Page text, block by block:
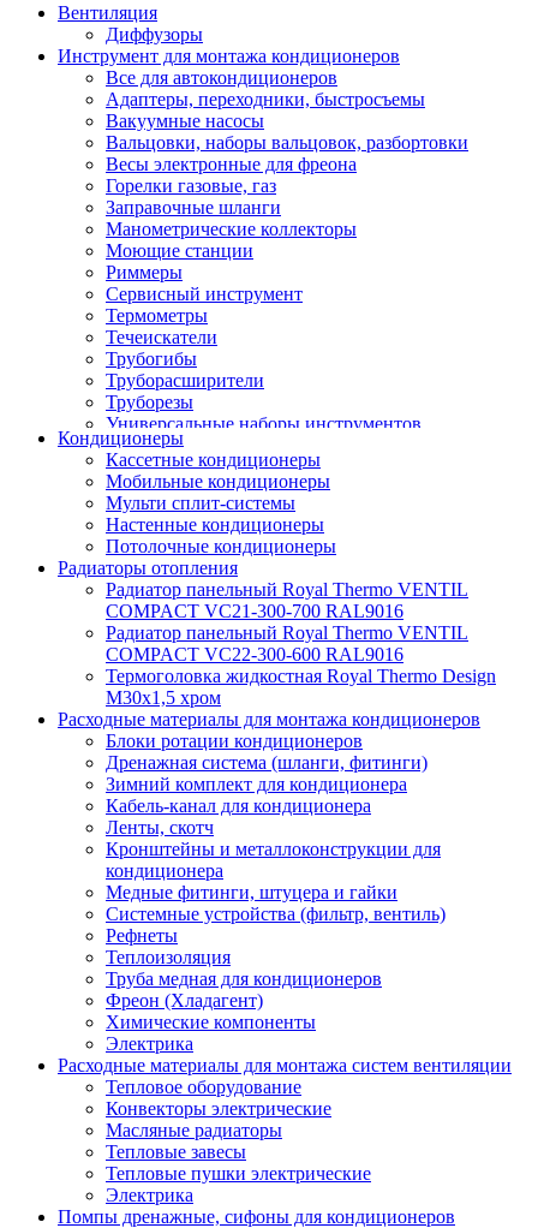
Вентиляция
Диффузоры
Инструмент для монтажа кондиционеров
Все для автокондиционеров
Адаптеры, переходники, быстросъемы
Вакуумные насосы
Вальцовки, наборы вальцовок, разбортовки
Весы электронные для фреона
Горелки газовые, газ
Заправочные шланги
Манометрические коллекторы
Моющие станции
Риммеры
Сервисный инструмент
Термометры
Течеискатели
Трубогибы
Труборасширители
Труборезы
Универсальные наборы инструментов
Кондиционеры
Кассетные кондиционеры
Мобильные кондиционеры
Мульти сплит-системы
Настенные кондиционеры
Потолочные кондиционеры
Радиаторы отопления
Радиатор панельный Royal Thermo VENTIL
COMPACT VC21-300-700 RAL9016
Радиатор панельный Royal Thermo VENTIL
COMPACT VC22-300-600 RAL9016
Термоголовка жидкостная Royal Thermo Design
M30х1,5 хром
Расходные материалы для монтажа кондиционеров
Блоки ротации кондиционеров
Дренажная система (шланги, фитинги)
Зимний комплект для кондиционера
Кабель-канал для кондиционера
Ленты, скотч
Кронштейны и металлоконструкции для
кондиционера
Медные фитинги, штуцера и гайки
Системные устройства (фильтр, вентиль)
Рефнеты
Теплоизоляция
Труба медная для кондиционеров
Фреон (Хладагент)
Химические компоненты
Электрика
Расходные материалы для монтажа систем вентиляции
Тепловое оборудование
Конвекторы электрические
Масляные радиаторы
Тепловые завесы
Тепловые пушки электрические
Электрика
Помпы дренажные, сифоны для кондиционеров